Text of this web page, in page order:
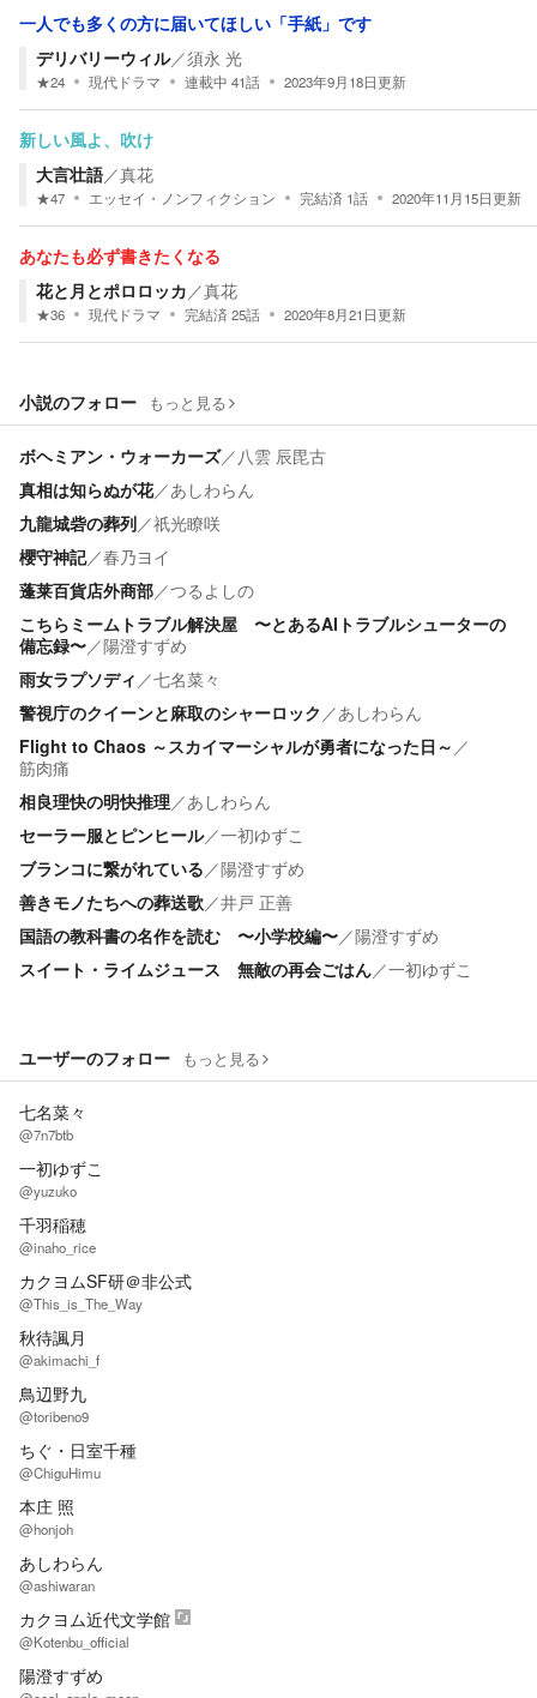
一人でも多くの方に届いてほしい「手紙」です
デリバリーウィル／須永 光
★24 現代ドラマ 連載中 41話 2023年9月18日更新
新しい風よ、吹け
大言壮語／真花
★47 エッセイ・ノンフィクション 完結済 1話 2020年11月15日更新
あなたも必ず書きたくなる
花と月とポロロッカ／真花
★36 現代ドラマ 完結済25話 2020年8月21日更新
小説のフォロー もっと見る
ボヘミアン・ウォーカーズ／ 八雲 辰毘古
真相は知らぬが花／あしわらん
九龍城砦の葬列／祇光瞭咲
櫻守神記／春乃ヨイ
蓬莱百貨店外商部／つるよしの
こちらミームトラブル解決屋 〜とあるAIトラブルシューターの
備忘録〜／陽澄すずめ
雨女ラプソディ ／七名菜々
警視庁のクイーンと麻取のシャーロック ／あしわらん
Flight to Chaos ～スカイマーシャルが勇者になった日～ ／
筋肉痛
相良理快の明快推理／あしわらん
セーラー服とピンヒール／一初ゆずこ
ブランコに繋がれている／陽澄すずめ
善きモノたちへの葬送歌／井戸 正善
国語の教科書の名作を読む 〜小学校編〜／陽澄すずめ
スイート・ライムジュース 無敵の再会ごはん／一初ゆずこ
ユーザーのフォロー もっと見る
七名菜々
@7n7btb
一初ゆずこ
@yuzuko
千羽稲穂
@inaho_rice
カクヨムSF研＠非公式
@This_is_The_Way
秋待諷月
@akimachi_f
鳥辺野九
@toribeno9
ちぐ・日室千種
@ChiguHimu
本庄 照
@honjoh
あしわらん
@ashiwaran
カクヨム近代文学館
@Kotenbu_official
陽澄すずめ